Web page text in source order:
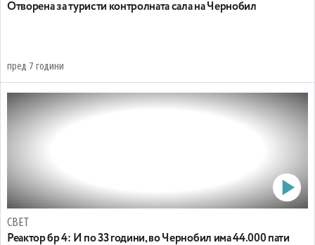
Отворена за туристи контролната сала на Чернобил
пред 7 години
СВЕТ
Реактор бр 4: И по 33 години, во Чернобил има 44.000 пати